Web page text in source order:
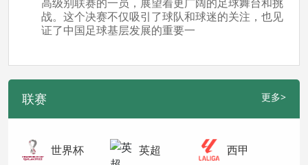
战。这个决赛不仅吸引了球队和球迷的关注，也见
证了中国足球基层发展的重要一
联赛 更多>
世界杯 英超 西甲